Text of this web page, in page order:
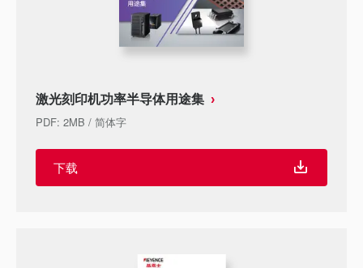
激光刻印机功率半导体用途集
PDF: 2MB / 简体字
下载